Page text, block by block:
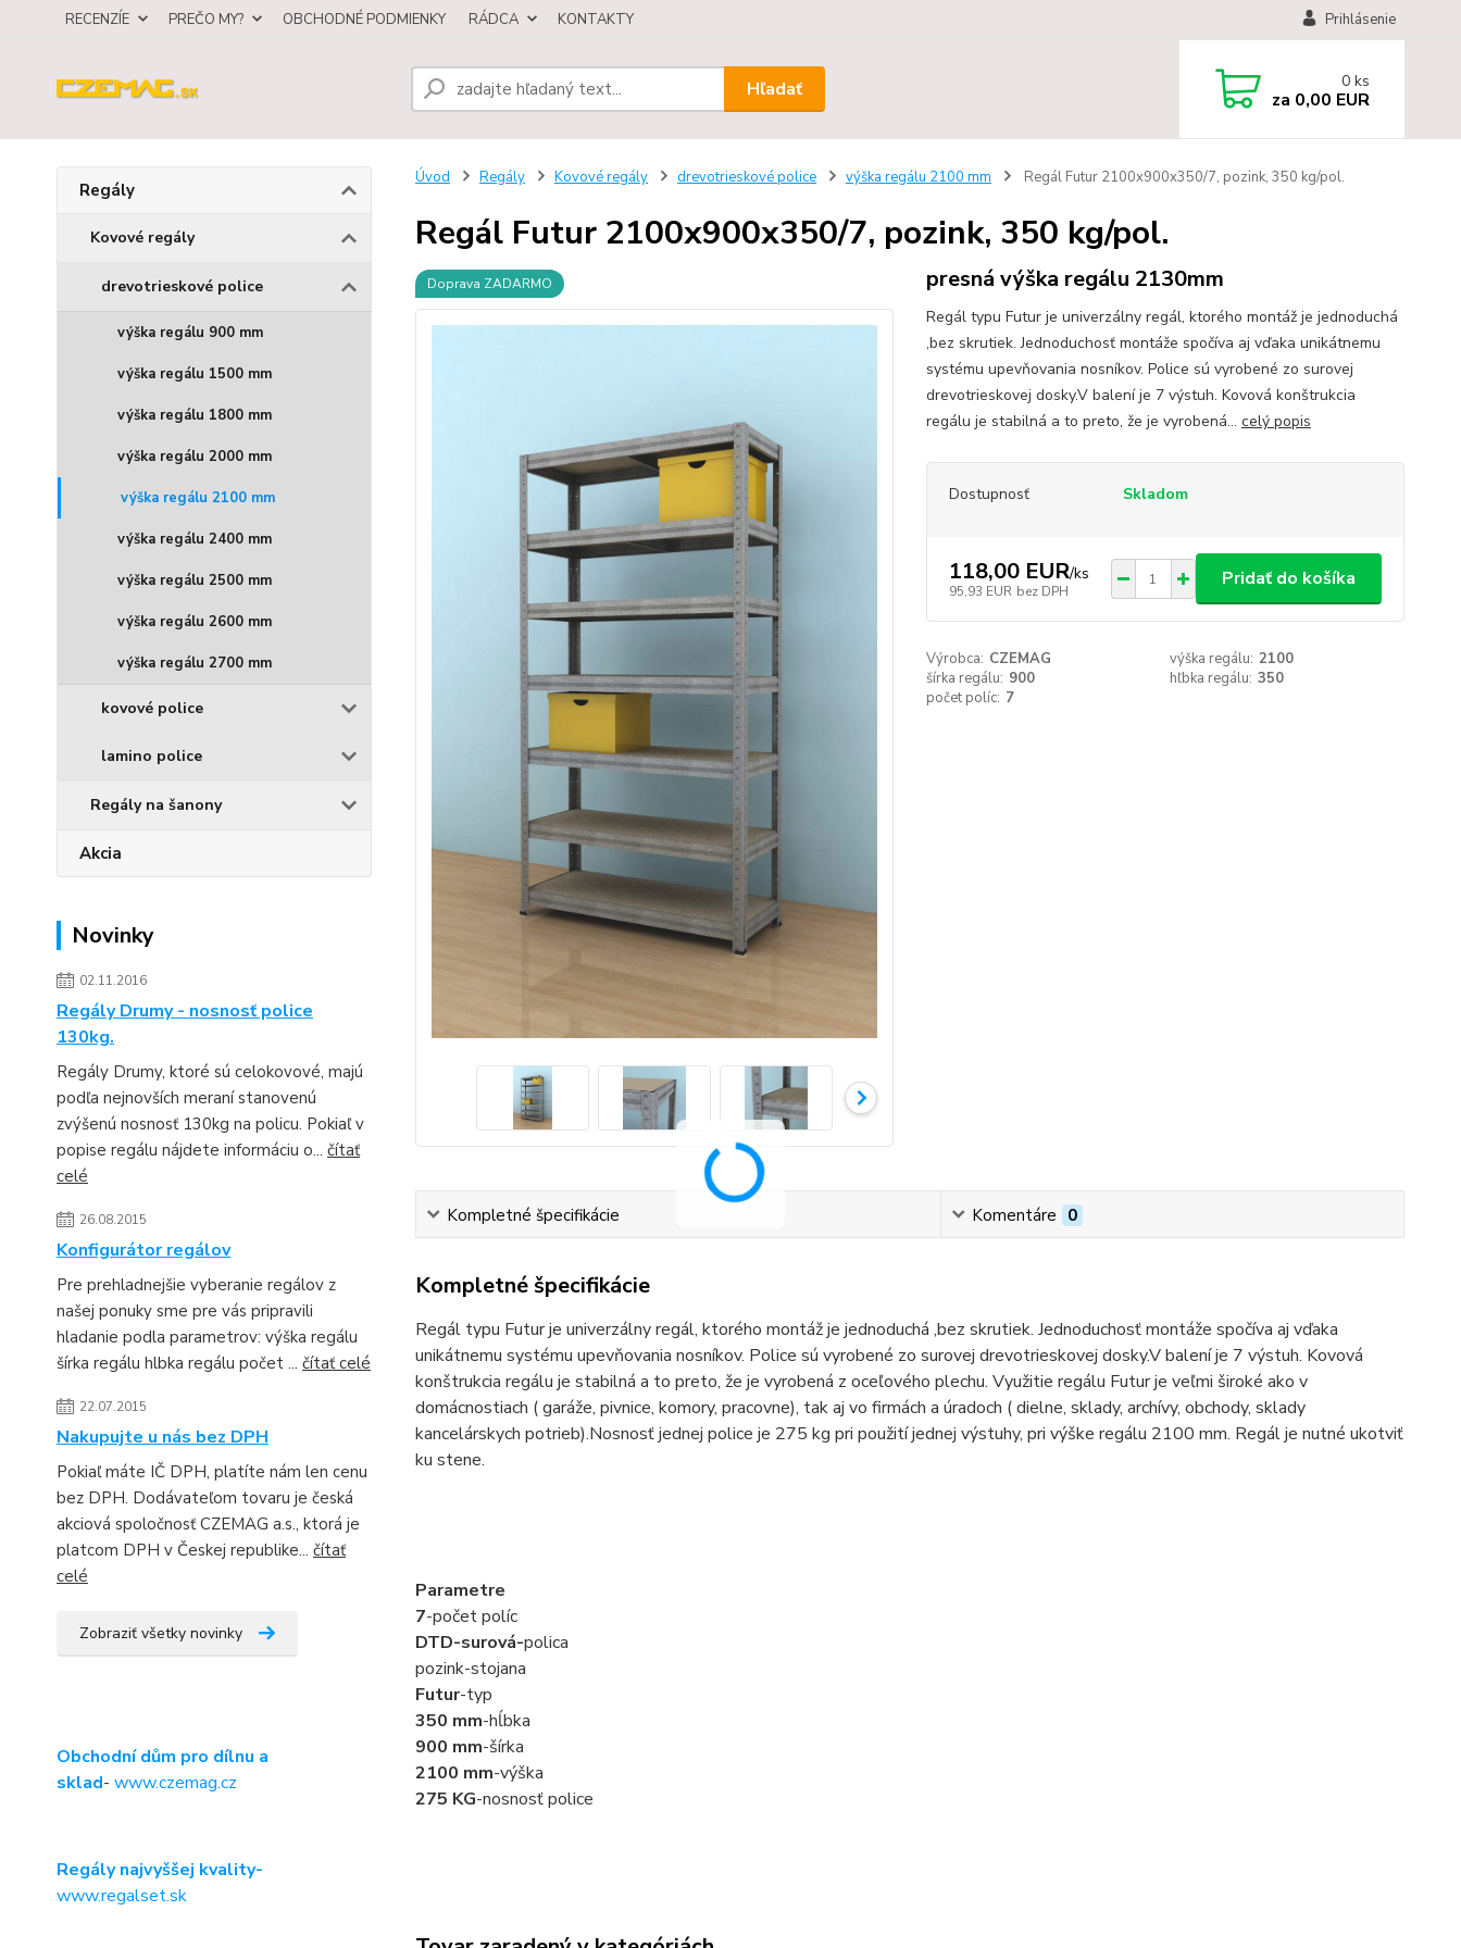
RECENZÍE PREČO MY? OBCHODNÉ PODMIENKY RÁDCA KONTAKTY Prihlásenie
Hľadať 0 ks
za 0,00 EUR
Regály
Kovové regály
drevotrieskové police
výška regálu 900 mm
výška regálu 1500 mm
výška regálu 1800 mm
výška regálu 2000 mm
výška regálu 2100 mm
výška regálu 2400 mm
výška regálu 2500 mm
výška regálu 2600 mm
výška regálu 2700 mm
kovové police
lamino police
Regály na šanony
Akcia
Novinky
02.11.2016
Regály Drumy - nosnosť police
130kg.
Regály Drumy, ktoré sú celokovové, majú
podľa nejnovších meraní stanovenú
zvýšenú nosnosť 130kg na policu. Pokiaľ v
popise regálu nájdete informáciu o... čítať
celé
26.08.2015
Konfigurátor regálov
Pre prehladnejšie vyberanie regálov z
našej ponuky sme pre vás pripravili
hladanie podla parametrov: výška regálu
šírka regálu hlbka regálu počet ... čítať celé
22.07.2015
Nakupujte u nás bez DPH
Pokiaľ máte IČ DPH, platíte nám len cenu
bez DPH. Dodávateľom tovaru je česká
akciová spoločnosť CZEMAG a.s., ktorá je
platcom DPH v Českej republike... čítať
celé
Zobraziť všetky novinky
Obchodní dům pro dílnu a
sklad- www.czemag.cz
Regály najvyššej kvality-
www.regalset.sk
Úvod Regály Kovové regály drevotrieskové police výška regálu 2100 mm Regál Futur 2100x900x350/7, pozink, 350 kg/pol.
Regál Futur 2100x900x350/7, pozink, 350 kg/pol.
Doprava ZADARMO presná výška regálu 2130mm
Regál typu Futur je univerzálny regál, ktorého montáž je jednoduchá
,bez skrutiek. Jednoduchosť montáže spočíva aj vďaka unikátnemu
systému upevňovania nosníkov. Police sú vyrobené zo surovej
drevotrieskovej dosky.V balení je 7 výstuh. Kovová konštrukcia
regálu je stabilná a to preto, že je vyrobená... celý popis
Dostupnosť Skladom
118,00 EUR/ks
95,93 EUR bez DPH
Pridať do košíka
Výrobca: CZEMAG výška regálu: 2100
šírka regálu: 900 hľbka regálu: 350
počet políc: 7
Kompletné špecifikácie Komentáre 0
Kompletné špecifikácie
Regál typu Futur je univerzálny regál, ktorého montáž je jednoduchá ,bez skrutiek. Jednoduchosť montáže spočíva aj vďaka
unikátnemu systému upevňovania nosníkov. Police sú vyrobené zo surovej drevotrieskovej dosky.V balení je 7 výstuh. Kovová
konštrukcia regálu je stabilná a to preto, že je vyrobená z oceľového plechu. Využitie regálu Futur je veľmi široké ako v
domácnostiach ( garáže, pivnice, komory, pracovne), tak aj vo firmách a úradoch ( dielne, sklady, archívy, obchody, sklady
kancelárskych potrieb).Nosnosť jednej police je 275 kg pri použití jednej výstuhy, pri výške regálu 2100 mm. Regál je nutné ukotviť
ku stene.
Parametre
7-počet políc
DTD-surová-polica
pozink-stojana
Futur-typ
350 mm-hĺbka
900 mm-šírka
2100 mm-výška
275 KG-nosnosť police